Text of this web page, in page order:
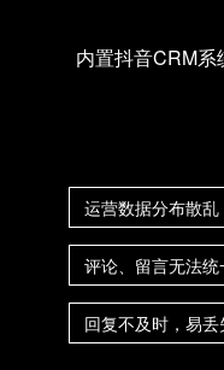
内置抖音CRM
运营数据分布散
评论、留言无法统
回复不及时，易